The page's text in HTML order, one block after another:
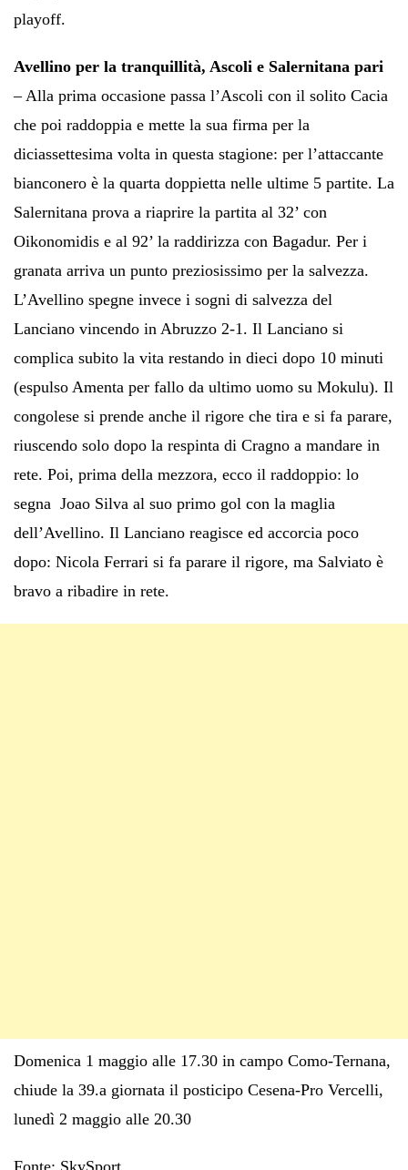
playoff.
Avellino per la tranquillità, Ascoli e Salernitana pari
– Alla prima occasione passa l’Ascoli con il solito Cacia
che poi raddoppia e mette la sua firma per la
diciassettesima volta in questa stagione: per l’attaccante
bianconero è la quarta doppietta nelle ultime 5 partite. La
Salernitana prova a riaprire la partita al 32’ con
Oikonomidis e al 92’ la raddirizza con Bagadur. Per i
granata arriva un punto preziosissimo per la salvezza.
L’Avellino spegne invece i sogni di salvezza del
Lanciano vincendo in Abruzzo 2-1. Il Lanciano si
complica subito la vita restando in dieci dopo 10 minuti
(espulso Amenta per fallo da ultimo uomo su Mokulu). Il
congolese si prende anche il rigore che tira e si fa parare,
riuscendo solo dopo la respinta di Cragno a mandare in
rete. Poi, prima della mezzora, ecco il raddoppio: lo
segna Joao Silva al suo primo gol con la maglia
dell’Avellino. Il Lanciano reagisce ed accorcia poco
dopo: Nicola Ferrari si fa parare il rigore, ma Salviato è
bravo a ribadire in rete.
Domenica 1 maggio alle 17.30 in campo Como-Ternana,
chiude la 39.a giornata il posticipo Cesena-Pro Vercelli,
lunedì 2 maggio alle 20.30
Fonte: SkySport